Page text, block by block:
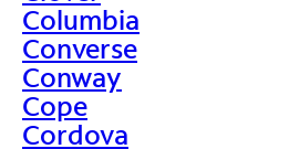
Columbia
Converse
Conway
Cope
Cordova